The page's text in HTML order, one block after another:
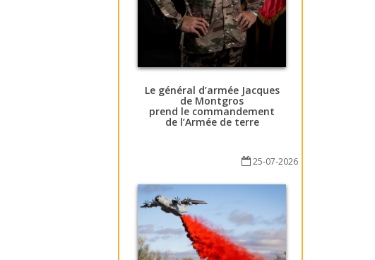
Le général d’armée Jacques
de Montgros
prend le commandement
de l’Armée de terre
25-07-2026